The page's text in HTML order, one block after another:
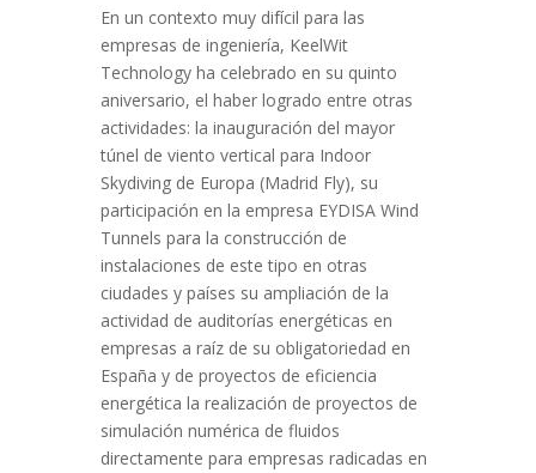
En un contexto muy difícil para las
empresas de ingeniería, KeelWit
Technology ha celebrado en su quinto
aniversario, el haber logrado entre otras
actividades: la inauguración del mayor
túnel de viento vertical para Indoor
Skydiving de Europa (Madrid Fly), su
participación en la empresa EYDISA Wind
Tunnels para la construcción de
instalaciones de este tipo en otras
ciudades y países su ampliación de la
actividad de auditorías energéticas en
empresas a raíz de su obligatoriedad en
España y de proyectos de eficiencia
energética la realización de proyectos de
simulación numérica de fluidos
directamente para empresas radicadas en